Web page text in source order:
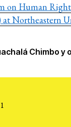
on Human
Northeastern
Chimbo y